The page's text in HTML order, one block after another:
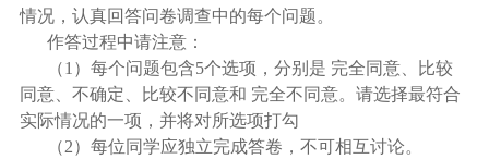
情况，认真回答问卷调查中的每个问题。
作答过程中请注意：
（1） 每个问题包含5个选项，分别是 完全同意、
比较
同意、 不确定、 比较不同意和 完全不同意。请选择最符合
实际情况的一项，并将对所选项打勾
（2） 每位同学应独立完成答卷，不可相互讨论。